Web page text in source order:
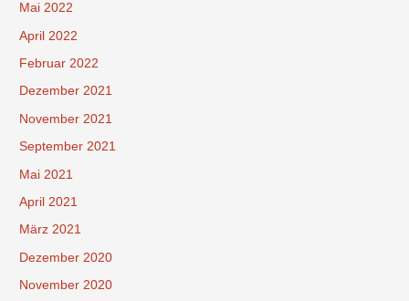
Mai 2022
April 2022
Februar 2022
Dezember 2021
November 2021
September 2021
Mai 2021
April 2021
März 2021
Dezember 2020
November 2020